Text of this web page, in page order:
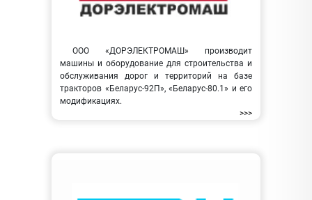
ООО «ДОРЭЛЕКТРОМАШ» производит
машины и оборудование для строительства и
обслуживания дорог и территорий на базе
тракторов «Беларус-92П», «Беларус-80.1» и его
модификациях.
>>>